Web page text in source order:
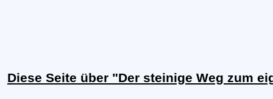
Diese Seite über "Der steinige Weg zum